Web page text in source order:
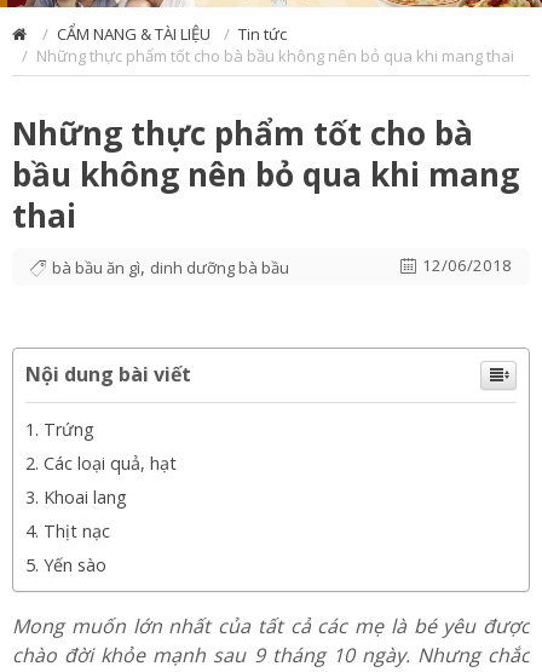
Những thực phẩm tốt cho bà bầu không nên bỏ qua khi mang thai
Những thực phẩm tốt cho bà
thai
Nội dung bài viết
Trứng
Các loại quả, hạt
Khoai lang
Yến sào